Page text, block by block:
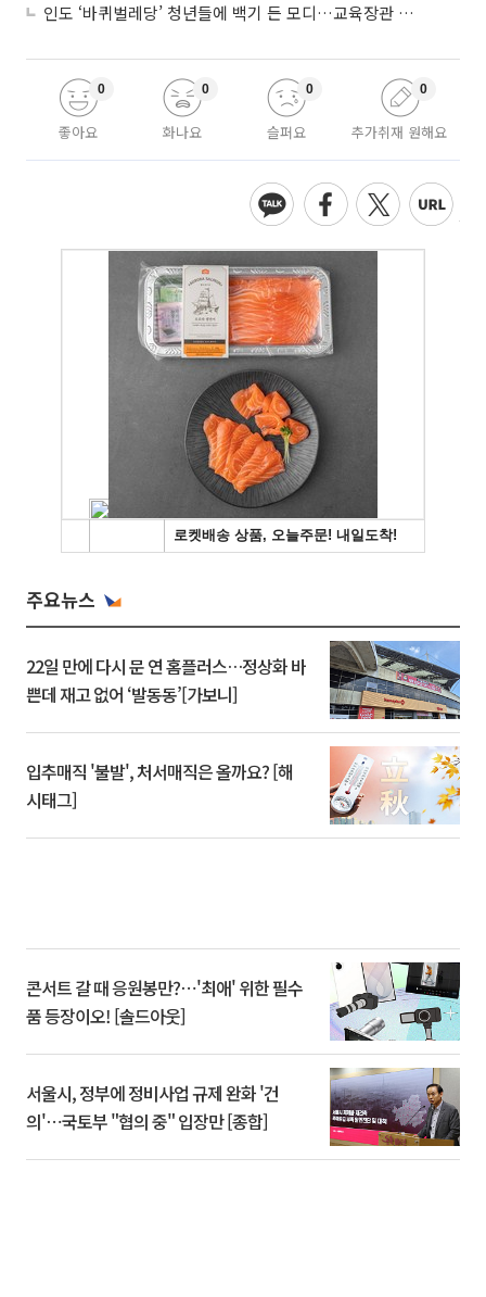
인도 ‘바퀴벌레당’ 청년들에 백기 든 모디…교육장관 사퇴
좋아요
0
화나요
0
슬퍼요
0
추가취재 원해요
0
주요뉴스
22일 만에 다시 문 연 홈플러스…정상화 바
쁜데 재고 없어 ‘발동동’[가보니]
입추매직 '불발', 처서매직은 올까요? [해
시태그]
콘서트 갈 때 응원봉만?⋯'최애' 위한 필수
품 등장이오! [솔드아웃]
서울시, 정부에 정비사업 규제 완화 '건
의'⋯국토부 "협의 중" 입장만 [종합]